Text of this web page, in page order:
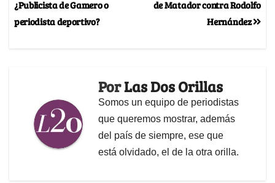
de Matador contra Rodolfo
Hernández
¿Publicista de Gamero o
periodista deportivo?
PorLas Dos Orillas
Somos un equipo de periodistas
que queremos mostrar, además
del país de siempre, ese que
está olvidado, el de la otra orilla.